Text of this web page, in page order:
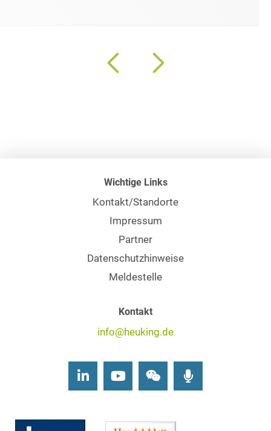
Wichtige Links
Kontakt/Standorte
Impressum
Partner
Datenschutzhinweise
Meldestelle
Kontakt
info@heuking.de
LinkedInYoutubeWechat